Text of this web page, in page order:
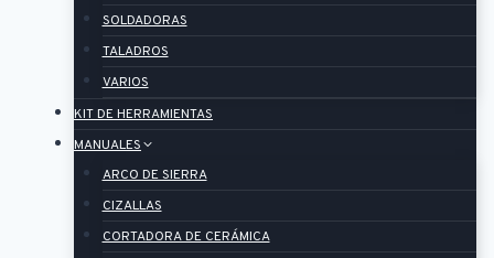
SOLDADORAS
TALADROS
VARIOS
KIT DE HERRAMIENTAS
MANUALES
ARCO DE SIERRA
CIZALLAS
CORTADORA DE CERÁMICA